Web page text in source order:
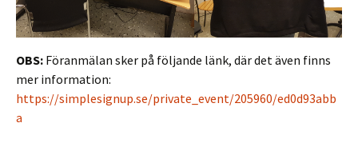
OBS: Föranmälan sker på följande länk, där det även finns
mer information:
https://simplesignup.se/private_event/205960/ed0d93abb
a